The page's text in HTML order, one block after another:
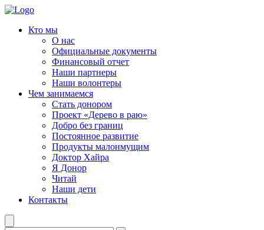
Кто мы
О нас
Официальные документы
Финансовый отчет
Наши партнеры
Наши волонтеры
Чем занимаемся
Стать донором
Проект «Дерево в раю»
Добро без границ
Постоянное развитие
Продукты малоимущим
Доктор Хайра
Я Донор
Читай
Наши дети
Контакты